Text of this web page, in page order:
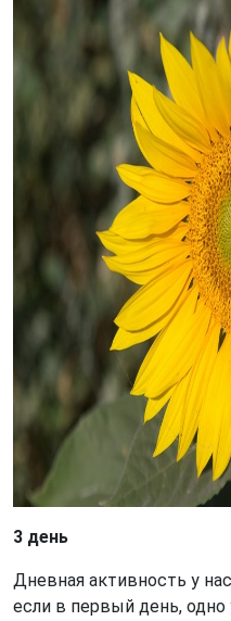
3 день
Дневная активность у
если в первый день,